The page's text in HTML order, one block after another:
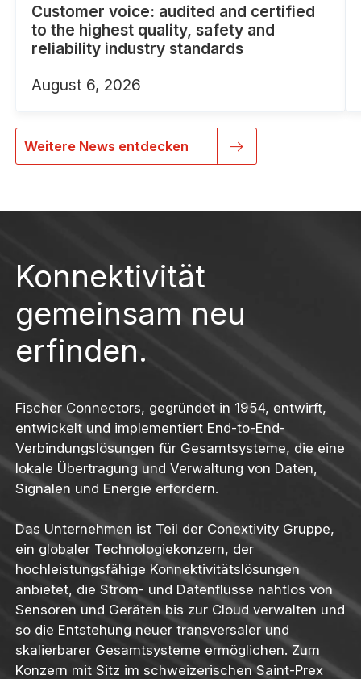
Customer voice: audited and certified
to the highest quality, safety and
reliability industry standards
August 6, 2026
Weitere News entdecken
Konnektivität
gemeinsam neu
erfinden.
Fischer Connectors, gegründet in 1954, entwirft,
entwickelt und implementiert End-to-End-
Verbindungslösungen für Gesamtsysteme, die eine
lokale Übertragung und Verwaltung von Daten,
Signalen und Energie erfordern.
Das Unternehmen ist Teil der Conextivity Gruppe,
ein globaler Technologiekonzern, der
hochleistungsfähige Konnektivitätslösungen
anbietet, die Strom- und Datenflüsse nahtlos von
Sensoren und Geräten bis zur Cloud verwalten und
so die Entstehung neuer transversaler und
skalierbarer Gesamtsysteme ermöglichen. Zum
Konzern mit Sitz im schweizerischen Saint-Prex